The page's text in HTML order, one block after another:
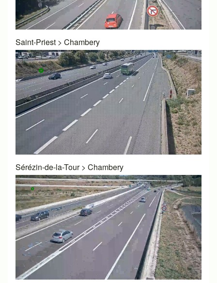
Saint-Priest > Chambery
Sérézin-de-la-Tour> Chambery